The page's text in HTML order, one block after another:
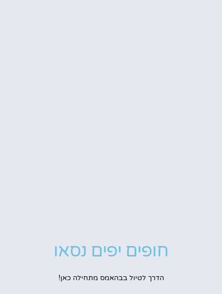
חופים יפים נסאו
הדרך לטיול בבהאמס מתחילה כאן!